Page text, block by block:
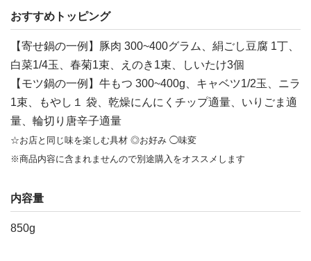
おすすめトッピング
【寄せ鍋の一例】豚肉 300~400グラム、絹ごし豆腐 1丁、
白菜1/4玉、春菊1束、えのき1束、しいたけ3個
【モツ鍋の一例】牛もつ 300~400g、キャベツ1/2玉、ニラ
1束、もやし１ 袋、乾燥にんにくチップ適量、いりごま適
量、輪切り唐辛子適量
☆お店と同じ味を楽しむ具材 ◎お好み ◯味変
※商品内容に含まれませんので別途購入をオススメします
内容量
850g